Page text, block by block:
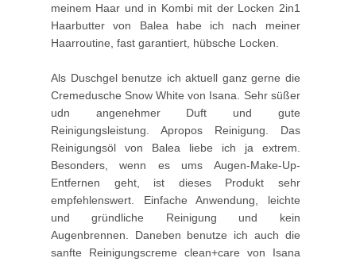
meinem Haar und in Kombi mit der Locken 2in1
Haarbutter von Balea habe ich nach meiner
Haarroutine, fast garantiert, hübsche Locken.
Als Duschgel benutze ich aktuell ganz gerne die
Cremedusche Snow White von Isana. Sehr süßer
udn angenehmer Duft und gute
Reinigungsleistung. Apropos Reinigung. Das
Reinigungsöl von Balea liebe ich ja extrem.
Besonders, wenn es ums Augen-Make-Up-
Entfernen geht, ist dieses Produkt sehr
empfehlenswert. Einfache Anwendung, leichte
und gründliche Reinigung und kein
Augenbrennen. Daneben benutze ich auch die
sanfte Reinigungscreme clean+care von Isana